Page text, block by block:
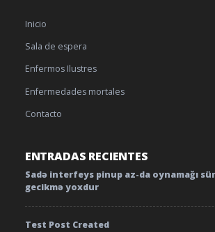
Inicio
Sala de espera
Enfermos Ilustres
Enfermedades mortales
Contacto
ENTRADAS RECIENTES
Sadə interfeys pinup az-da oynamağı
gecikmə yoxdur
Test Post Created